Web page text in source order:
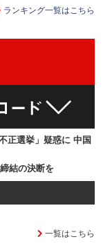
ランキング一覧はこちら
正選挙」疑惑に 中国
結の決断を
一覧はこちら